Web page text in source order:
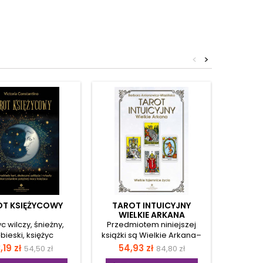
>
<
KSIĘŻYCOWY
wilczy, śnieżny,
księżyc
Poznaj 13
pełni księżyca,
zł Cena
54,50 zł
TAROT INTUICYJNY
WIELKIE ARKANA
Przedmiotem niniejszej
książki są Wielkie Arkana–
zbiór 22 archetypowych
sytuacji i postaci, które
Cena
54,93 zł Cena
84,80 zł